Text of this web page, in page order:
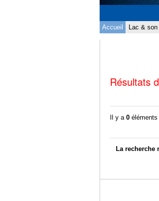
Sections
Accueil Lac &
Résultats
Il y a 0éléments
La recherche